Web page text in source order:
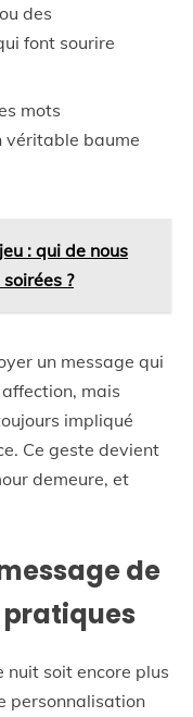
ou des
font sourire
mots
véritable baume
: qui de nous
?
un message qui
mais
impliqué
Ce geste devient
demeure, et
de
pratiques
nuit soit encore plus
personnalisation